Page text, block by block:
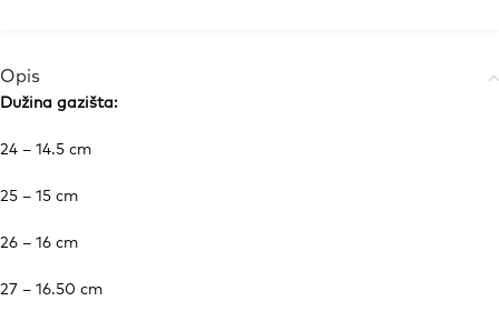
Opis
Dužina gazišta:
24 – 14.5 cm
25 – 15 cm
26 – 16 cm
27 – 16.50 cm